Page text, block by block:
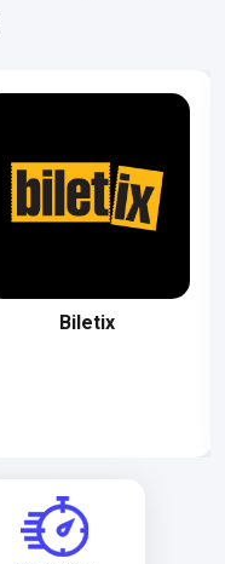
Biletix